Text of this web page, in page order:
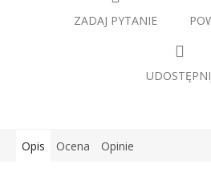
ZADAJ PYTANIE
Opis Ocena Opinie